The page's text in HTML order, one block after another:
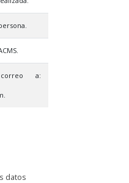
a:
datos